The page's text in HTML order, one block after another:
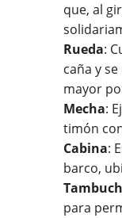
que, al
Rueda:
caña y
mayor
Mecha:
timón
Cabina:
barco,
para